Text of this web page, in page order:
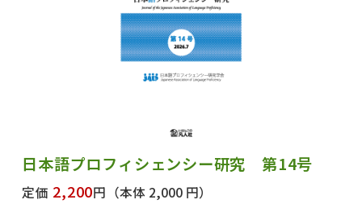
日本語プロフィシェンシー研究 第14号
定価 2,200円 （本体 2,000 円）